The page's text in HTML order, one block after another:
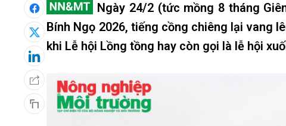
Ngày 24/2 (tức mồng 8 tháng
Bính Ngọ 2026, tiếng cồng chiêng lại vang
khi Lễ hội Lồng tồng hay còn gọi là lễ hội